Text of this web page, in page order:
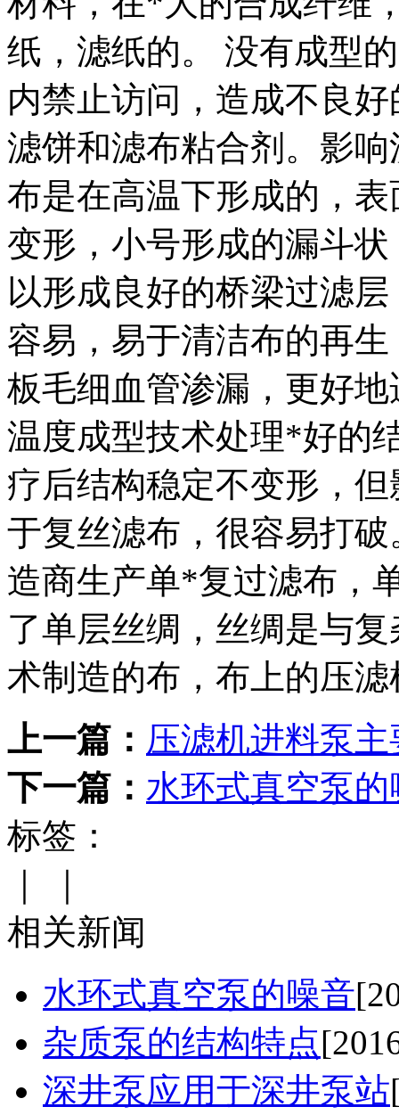
纸，滤纸的。 没有成型
内禁止访问，造成不良
滤饼和滤布粘合剂。影
布是在高温下形成的，
变形，小号形成的漏斗
以形成良好的桥梁过滤
容易，易于清洁布的再
板毛细血管渗漏，更好
温度成型技术处理*好的
疗后结构稳定不变形，
于复丝滤布，很容易打
造商生产单*复过滤布，
了单层丝绸，丝绸是与
术制造的布，布上的压
上一篇： 压滤机进料泵
下一篇： 水环式真空泵的
标签：
相关新闻
水环式真空泵的噪音
杂质泵的结构特点
深井泵应用于深井泵站